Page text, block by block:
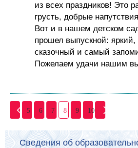
из всех праздников! Это
грусть, добрые
Вот и в нашем детском
прошел выпускной:
сказочный и самый
Пожелаем удачи нашим
5 6 7 8 9 10
Сведения об